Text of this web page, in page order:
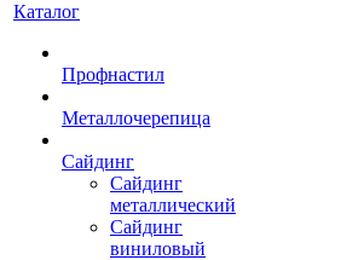
Каталог
Профнастил
Металлочерепица
Сайдинг
Сайдинг
металлический
Сайдинг
виниловый